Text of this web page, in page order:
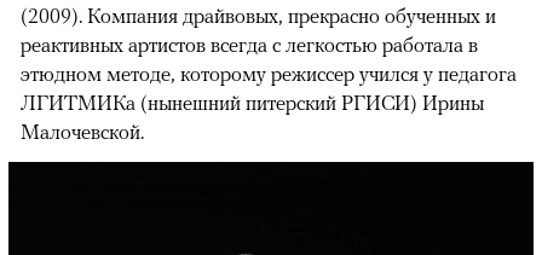
(2009). Компания драйвовых, прекрасно обученных и
реактивных артистов всегда с легкостью работала в
этюдном методе, которому режиссер учился у педагога
ЛГИТМИКа (нынешний питерский РГИСИ) Ирины
Малочевской.